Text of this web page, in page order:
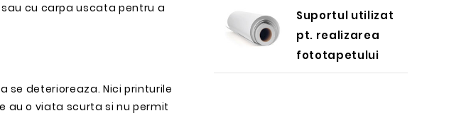
cu carpa uscata pentru a
se deterioreaza. Nici printurile
au o viata scurta si nu permit
Suportul utilizat
pt. realizarea
fototapetului